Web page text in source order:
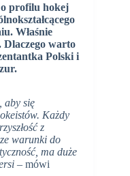
o profilu hokej
Właśnie
Dlaczego warto
Polski i
aby się
Każdy
z
warunki do
ma duże
– mówi